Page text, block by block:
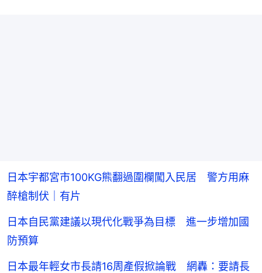
日本宇都宮市100KG熊翻過圍欄闖入民居 警方用麻
醉槍制伏｜有片
日本自民黨建議以現代化戰爭為目標 進一步增加國
防預算
日本最年輕女市長請16周產假掀論戰 網轟：要請長